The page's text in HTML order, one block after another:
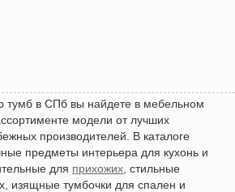
в СПб вы найдете в мебельном
модели от лучших
производителей. В каталоге
предметы интерьера для кухонь и
для прихожих , стильные
изящные тумбочки для спален и